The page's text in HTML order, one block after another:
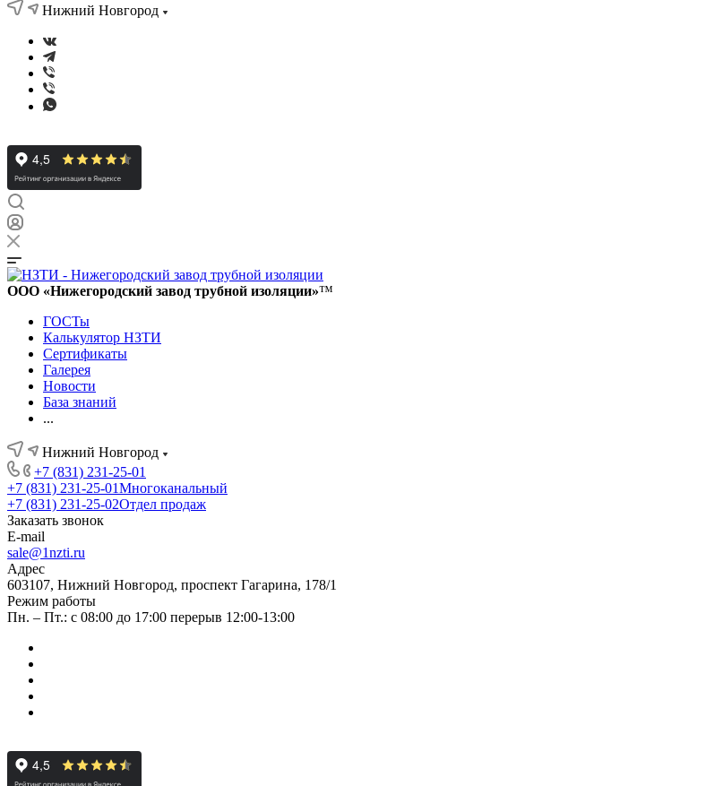
Нижний Новгород
ООО «Нижегородский завод трубной изоляции»™
ГОСТы
Калькулятор НЗТИ
Сертификаты
Галерея
Новости
База знаний
...
Нижний Новгород
+7 (831) 231-25-01
+7 (831) 231-25-01Многоканальный
+7 (831) 231-25-02Отдел продаж
Заказать звонок
E-mail
sale@1nzti.ru
Адрес
603107, Нижний Новгород, проспект Гагарина, 178/1
Режим работы
Пн. – Пт.: с 08:00 до 17:00 перерыв 12:00-13:00